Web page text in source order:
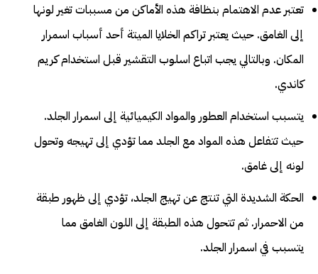
تعتبر عدم الاهتمام بنظافة هذه الأماكن من مسببات تغير لونها
إلى الغامق. حيث يعتبر تراكم الخلايا الميتة أحد أسباب اسمرار
المكان. وبالتالي يجب اتباع اسلوب التقشير قبل استخدام كريم
كاندي.
يتسبب استخدام العطور والمواد الكيميائية إلى اسمرار الجلد.
حيث تتفاعل هذه المواد مع الجلد مما تؤدي إلى تهيجه وتحول
لونه إلى غامق.
الحكة الشديدة التي تنتج عن تهيج الجلد، تؤدي إلى ظهور طبقة
من الاحمرار. ثم تتحول هذه الطبقة إلى اللون الغامق مما
يتسبب في اسمرار الجلد.